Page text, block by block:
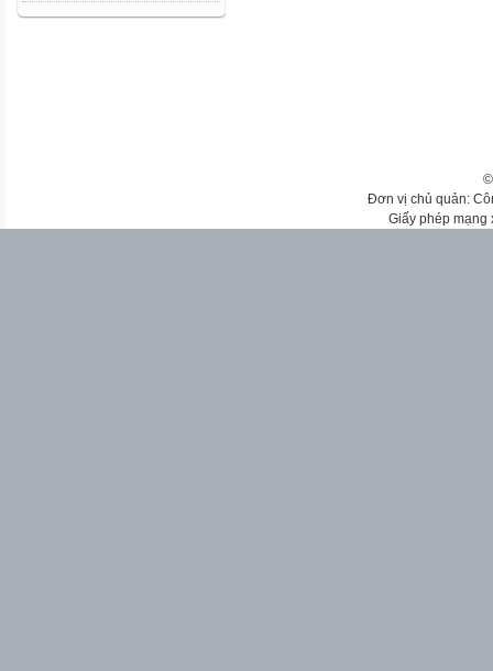
Đơn vị chủ quản:
Giấy phép mạng